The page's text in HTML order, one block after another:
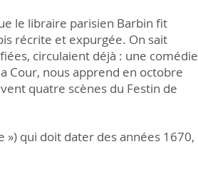
le libraire parisien Barbin fit
récrite et expurgée. On sait
circulaient déjà : une comédie
Cour, nous apprend en octobre
quatre scènes du Festin de
») qui doit dater des années 1670,